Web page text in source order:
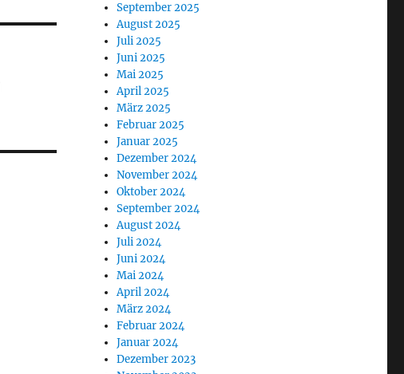
September 2025
August 2025
Juli 2025
Juni 2025
Mai 2025
April 2025
März 2025
Februar 2025
Januar 2025
Dezember 2024
November 2024
Oktober 2024
September 2024
August 2024
Juli 2024
Juni 2024
Mai 2024
April 2024
März 2024
Februar 2024
Januar 2024
Dezember 2023